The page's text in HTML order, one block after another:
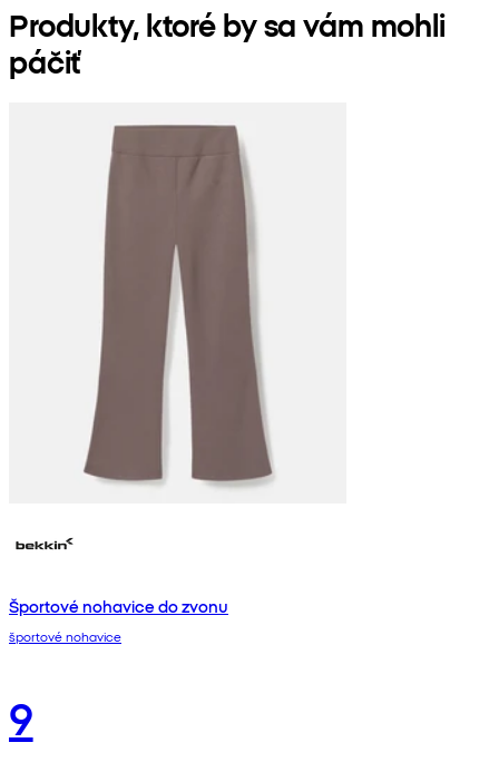
Produkty, ktoré by sa vám mohli
páčiť
Športové nohavice do zvonu
športové nohavice
9